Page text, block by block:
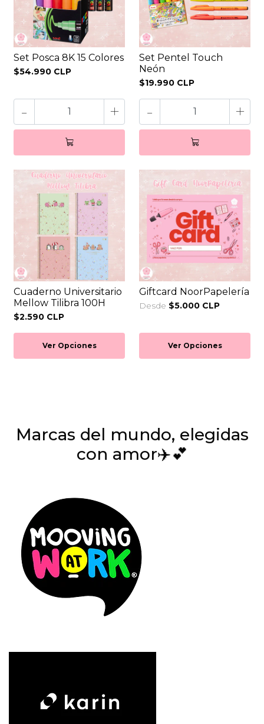
Set Posca 8K 15 Colores
$54.990 CLP
- +
Set Pentel Touch
Neón
$19.990 CLP
- +
Cuaderno Universitario
Mellow Tilibra 100H
$2.590 CLP
Ver Opciones
Giftcard NoorPapelería
Desde $5.000 CLP
Ver Opciones
Marcas del mundo, elegidas
con amor✈️💕